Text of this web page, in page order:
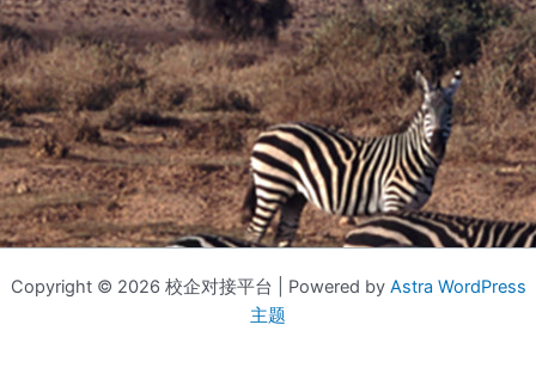
Copyright © 2026 校企对接平台 | Powered by Astra WordPress
主题